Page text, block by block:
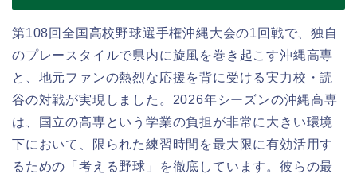
第108回全国高校野球選手権沖縄大会の1回戦で、独自
のプレースタイルで県内に旋風を巻き起こす沖縄高専
と、地元ファンの熱烈な応援を背に受ける実力校・読
谷の対戦が実現しました。2026年シーズンの沖縄高専
は、国立の高専という学業の負担が非常に大きい環境
下において、限られた練習時間を最大限に有効活用す
るための「考える野球」を徹底しています。彼らの最